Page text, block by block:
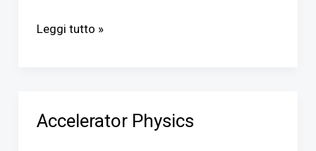
Leggi tutto »
Accelerator Physics
Accelerator